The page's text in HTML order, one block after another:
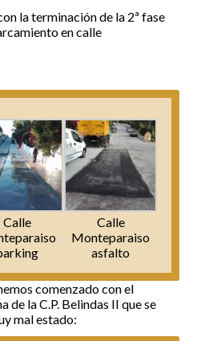
Calahonda
Miguel
Calahonda
la terminación de la 2ª fase
en calle
Calle
Calle
Monteparaiso
asfalto
comenzado con el
de la C.P. Belindas II que se
mal estado: